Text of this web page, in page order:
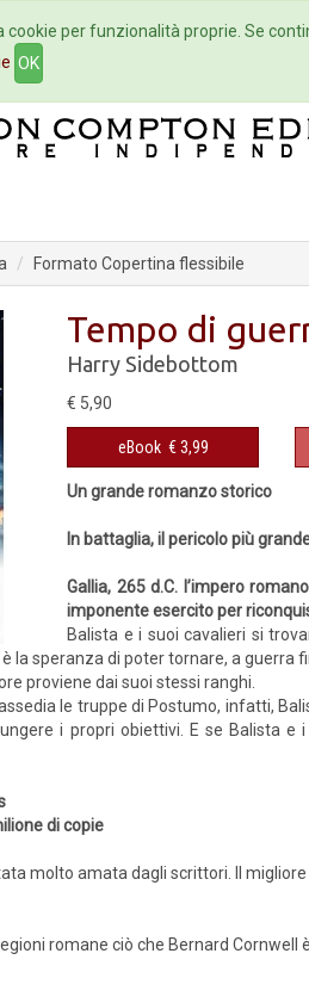
Autori Eventi
Formato Copertina flessibile
Tempo di
Harry Sidebottom
€ 5,90
eBook € 3,99
Un grande romanzo storico
In battaglia, il pericolo più
Gallia, 265 d.C. l’impero
imponente esercito per
Balista e i suoi cavalieri si
la speranza di poter tornare, a guerra
proviene dai suoi stessi ranghi.
le truppe di Postumo, infatti,
i propri obiettivi. E se Balista e
di copie
molto amata dagli scrittori. Il
romane ciò che Bernard Cornwell
cookie per funzionalità proprie. Se
OK